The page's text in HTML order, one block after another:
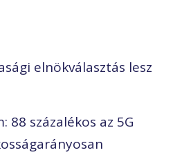
elnökválasztás lesz
88 százalékos az 5G